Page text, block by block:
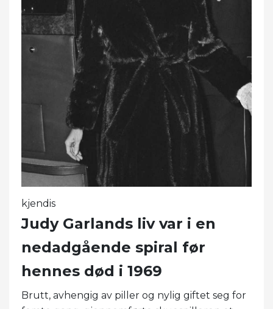
kjendis
Judy Garlands liv var i en
nedadgående spiral før
hennes død i 1969
Brutt, avhengig av piller og nylig giftet seg for